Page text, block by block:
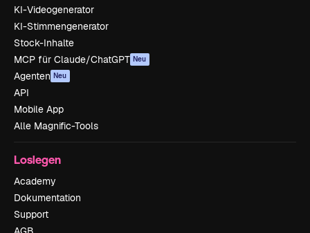
KI-Videogenerator
KI-Stimmengenerator
Stock-Inhalte
MCP für Claude/ChatGPT Neu
Agenten Neu
API
Mobile App
Alle Magnific-Tools
Loslegen
Academy
Dokumentation
Support